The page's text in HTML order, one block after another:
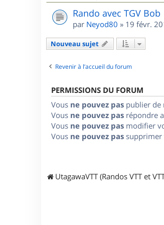
Rando avec TGV Bob
par Neyod80 » 19 févr.
Nouveau sujet
Revenir à l’accueil du forum
PERMISSIONS DU FORUM
Vous ne pouvez pas publier de
Vous ne pouvez pas répondre
Vous ne pouvez pas modifier
Vous ne pouvez pas supprimer
UtagawaVTT (Randos VTT et